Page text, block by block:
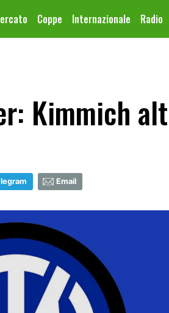
Coppe Internazionale Radio
Kimmich
Email